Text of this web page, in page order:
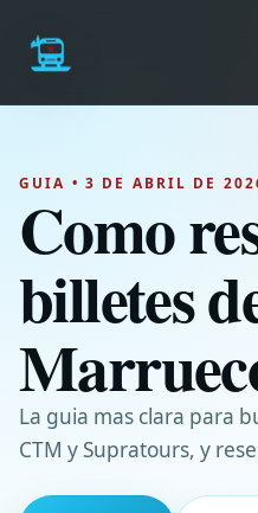
GUIA • 3 DE ABRIL DE
Como
billetes
La guia mas clara para
CTM y Supratours, y